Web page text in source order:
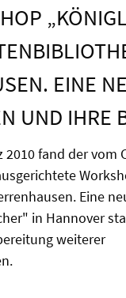
EINE
UND IHRE
2010 fand der vom
Eine
in Hannover
weiterer